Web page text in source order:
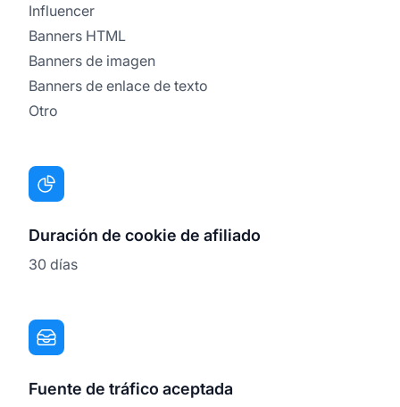
Influencer
Banners HTML
Banners de imagen
Banners de enlace de texto
Otro
Duración de cookie de afiliado
30 días
Fuente de tráfico aceptada